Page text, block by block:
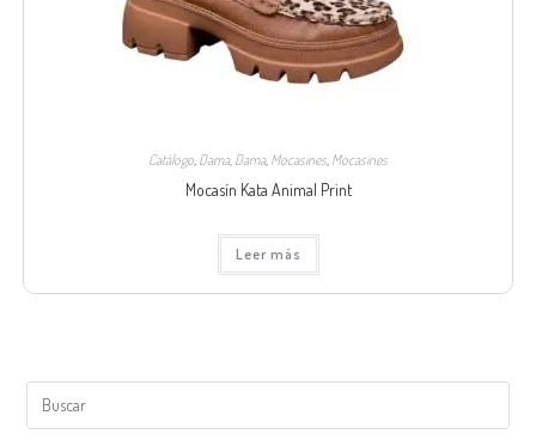
Catálogo, Dama, Dama, Mocasines, Mocasines
Mocasín Kata Animal Print
Leer más